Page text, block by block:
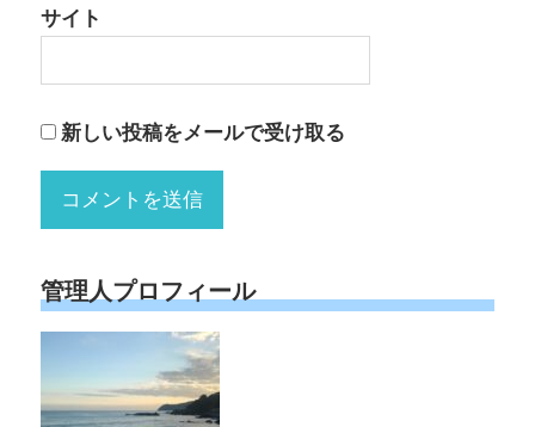
サイト
新しい投稿をメールで受け取る
管理人プロフィール